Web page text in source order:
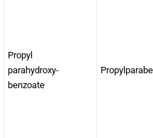
Propyl
parahydroxy-
benzoate